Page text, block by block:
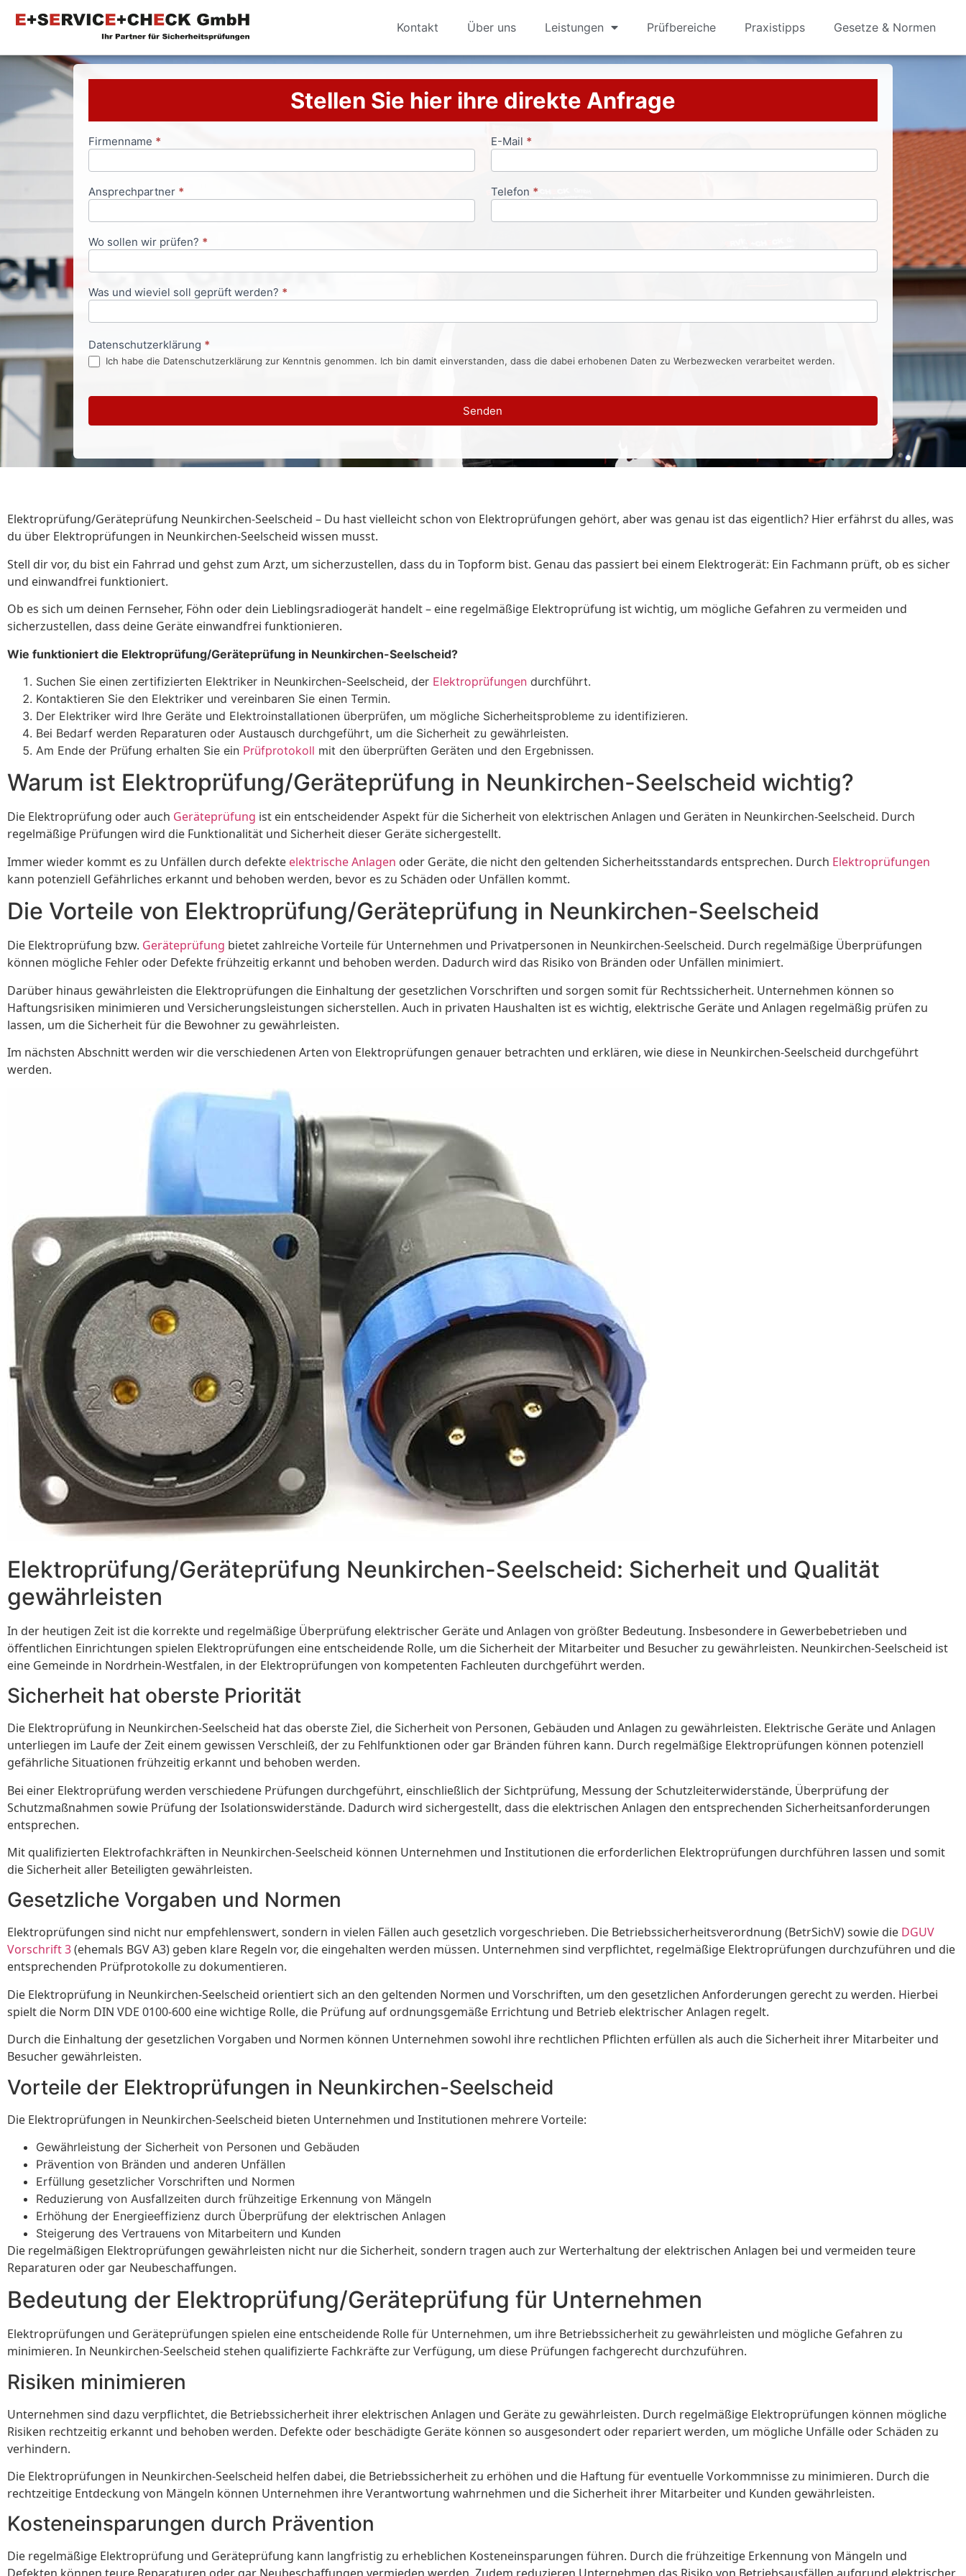
Kontakt Über uns Leistungen Prüfbereiche Praxistipps Gesetze & Normen
Stellen Sie hier ihre direkte Anfrage
Anfrageformular
Firmenname * E-Mail *
Ansprechpartner * Telefon *
Wo sollen wir prüfen? *
Was und wieviel soll geprüft werden? *
Datenschutzerklärung *
Ich habe die Datenschutzerklärung zur Kenntnis genommen. Ich bin damit einverstanden, dass die dabei erhobenen Daten zu Werbezwecken verarbeitet werden.
Senden
Elektroprüfung/Geräteprüfung Neunkirchen-Seelscheid – Du hast vielleicht schon von Elektroprüfungen gehört, aber was genau ist das eigentlich? Hier erfährst du alles, was
du über Elektroprüfungen in Neunkirchen-Seelscheid wissen musst.
Stell dir vor, du bist ein Fahrrad und gehst zum Arzt, um sicherzustellen, dass du in Topform bist. Genau das passiert bei einem Elektrogerät: Ein Fachmann prüft, ob es sicher
und einwandfrei funktioniert.
Ob es sich um deinen Fernseher, Föhn oder dein Lieblingsradiogerät handelt – eine regelmäßige Elektroprüfung ist wichtig, um mögliche Gefahren zu vermeiden und
sicherzustellen, dass deine Geräte einwandfrei funktionieren.
Wie funktioniert die Elektroprüfung/Geräteprüfung in Neunkirchen-Seelscheid?
Suchen Sie einen zertifizierten Elektriker in Neunkirchen-Seelscheid, der Elektroprüfungen durchführt.
Kontaktieren Sie den Elektriker und vereinbaren Sie einen Termin.
Der Elektriker wird Ihre Geräte und Elektroinstallationen überprüfen, um mögliche Sicherheitsprobleme zu identifizieren.
Bei Bedarf werden Reparaturen oder Austausch durchgeführt, um die Sicherheit zu gewährleisten.
Am Ende der Prüfung erhalten Sie ein Prüfprotokoll mit den überprüften Geräten und den Ergebnissen.
Warum ist Elektroprüfung/Geräteprüfung in Neunkirchen-Seelscheid wichtig?
Die Elektroprüfung oder auch Geräteprüfung ist ein entscheidender Aspekt für die Sicherheit von elektrischen Anlagen und Geräten in Neunkirchen-Seelscheid. Durch
regelmäßige Prüfungen wird die Funktionalität und Sicherheit dieser Geräte sichergestellt.
Immer wieder kommt es zu Unfällen durch defekte elektrische Anlagen oder Geräte, die nicht den geltenden Sicherheitsstandards entsprechen. Durch Elektroprüfungen
kann potenziell Gefährliches erkannt und behoben werden, bevor es zu Schäden oder Unfällen kommt.
Die Vorteile von Elektroprüfung/Geräteprüfung in Neunkirchen-Seelscheid
Die Elektroprüfung bzw. Geräteprüfung bietet zahlreiche Vorteile für Unternehmen und Privatpersonen in Neunkirchen-Seelscheid. Durch regelmäßige Überprüfungen
können mögliche Fehler oder Defekte frühzeitig erkannt und behoben werden. Dadurch wird das Risiko von Bränden oder Unfällen minimiert.
Darüber hinaus gewährleisten die Elektroprüfungen die Einhaltung der gesetzlichen Vorschriften und sorgen somit für Rechtssicherheit. Unternehmen können so
Haftungsrisiken minimieren und Versicherungsleistungen sicherstellen. Auch in privaten Haushalten ist es wichtig, elektrische Geräte und Anlagen regelmäßig prüfen zu
lassen, um die Sicherheit für die Bewohner zu gewährleisten.
Im nächsten Abschnitt werden wir die verschiedenen Arten von Elektroprüfungen genauer betrachten und erklären, wie diese in Neunkirchen-Seelscheid durchgeführt
werden.
Elektroprüfung/Geräteprüfung Neunkirchen-Seelscheid: Sicherheit und Qualität
gewährleisten
In der heutigen Zeit ist die korrekte und regelmäßige Überprüfung elektrischer Geräte und Anlagen von größter Bedeutung. Insbesondere in Gewerbebetrieben und
öffentlichen Einrichtungen spielen Elektroprüfungen eine entscheidende Rolle, um die Sicherheit der Mitarbeiter und Besucher zu gewährleisten. Neunkirchen-Seelscheid ist
eine Gemeinde in Nordrhein-Westfalen, in der Elektroprüfungen von kompetenten Fachleuten durchgeführt werden.
Sicherheit hat oberste Priorität
Die Elektroprüfung in Neunkirchen-Seelscheid hat das oberste Ziel, die Sicherheit von Personen, Gebäuden und Anlagen zu gewährleisten. Elektrische Geräte und Anlagen
unterliegen im Laufe der Zeit einem gewissen Verschleiß, der zu Fehlfunktionen oder gar Bränden führen kann. Durch regelmäßige Elektroprüfungen können potenziell
gefährliche Situationen frühzeitig erkannt und behoben werden.
Bei einer Elektroprüfung werden verschiedene Prüfungen durchgeführt, einschließlich der Sichtprüfung, Messung der Schutzleiterwiderstände, Überprüfung der
Schutzmaßnahmen sowie Prüfung der Isolationswiderstände. Dadurch wird sichergestellt, dass die elektrischen Anlagen den entsprechenden Sicherheitsanforderungen
entsprechen.
Mit qualifizierten Elektrofachkräften in Neunkirchen-Seelscheid können Unternehmen und Institutionen die erforderlichen Elektroprüfungen durchführen lassen und somit
die Sicherheit aller Beteiligten gewährleisten.
Gesetzliche Vorgaben und Normen
Elektroprüfungen sind nicht nur empfehlenswert, sondern in vielen Fällen auch gesetzlich vorgeschrieben. Die Betriebssicherheitsverordnung (BetrSichV) sowie die DGUV
Vorschrift 3(ehemals BGV A3) geben klare Regeln vor, die eingehalten werden müssen. Unternehmen sind verpflichtet, regelmäßige Elektroprüfungen durchzuführen und die
entsprechenden Prüfprotokolle zu dokumentieren.
Die Elektroprüfung in Neunkirchen-Seelscheid orientiert sich an den geltenden Normen und Vorschriften, um den gesetzlichen Anforderungen gerecht zu werden. Hierbei
spielt die Norm DIN VDE 0100-600 eine wichtige Rolle, die Prüfung auf ordnungsgemäße Errichtung und Betrieb elektrischer Anlagen regelt.
Durch die Einhaltung der gesetzlichen Vorgaben und Normen können Unternehmen sowohl ihre rechtlichen Pflichten erfüllen als auch die Sicherheit ihrer Mitarbeiter und
Besucher gewährleisten.
Vorteile der Elektroprüfungen in Neunkirchen-Seelscheid
Die Elektroprüfungen in Neunkirchen-Seelscheid bieten Unternehmen und Institutionen mehrere Vorteile:
Gewährleistung der Sicherheit von Personen und Gebäuden
Prävention von Bränden und anderen Unfällen
Erfüllung gesetzlicher Vorschriften und Normen
Reduzierung von Ausfallzeiten durch frühzeitige Erkennung von Mängeln
Erhöhung der Energieeffizienz durch Überprüfung der elektrischen Anlagen
Steigerung des Vertrauens von Mitarbeitern und Kunden
Die regelmäßigen Elektroprüfungen gewährleisten nicht nur die Sicherheit, sondern tragen auch zur Werterhaltung der elektrischen Anlagen bei und vermeiden teure
Reparaturen oder gar Neubeschaffungen.
Bedeutung der Elektroprüfung/Geräteprüfung für Unternehmen
Elektroprüfungen und Geräteprüfungen spielen eine entscheidende Rolle für Unternehmen, um ihre Betriebssicherheit zu gewährleisten und mögliche Gefahren zu
minimieren. In Neunkirchen-Seelscheid stehen qualifizierte Fachkräfte zur Verfügung, um diese Prüfungen fachgerecht durchzuführen.
Risiken minimieren
Unternehmen sind dazu verpflichtet, die Betriebssicherheit ihrer elektrischen Anlagen und Geräte zu gewährleisten. Durch regelmäßige Elektroprüfungen können mögliche
Risiken rechtzeitig erkannt und behoben werden. Defekte oder beschädigte Geräte können so ausgesondert oder repariert werden, um mögliche Unfälle oder Schäden zu
verhindern.
Die Elektroprüfungen in Neunkirchen-Seelscheid helfen dabei, die Betriebssicherheit zu erhöhen und die Haftung für eventuelle Vorkommnisse zu minimieren. Durch die
rechtzeitige Entdeckung von Mängeln können Unternehmen ihre Verantwortung wahrnehmen und die Sicherheit ihrer Mitarbeiter und Kunden gewährleisten.
Kosteneinsparungen durch Prävention
Die regelmäßige Elektroprüfung und Geräteprüfung kann langfristig zu erheblichen Kosteneinsparungen führen. Durch die frühzeitige Erkennung von Mängeln und